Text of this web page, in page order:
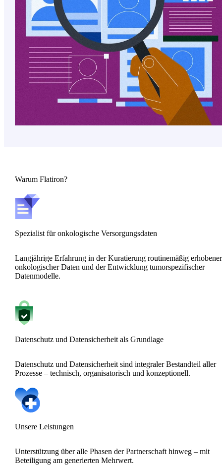
Warum Flatiron?
Spezialist für onkologische Versorgungsdaten
Langjährige Erfahrung in der Kuratierung routinemäßig erhobener
onkologischer Daten und der Entwicklung tumorspezifischer
Datenmodelle.
Datenschutz und Datensicherheit als Grundlage
Datenschutz und Datensicherheit sind integraler Bestandteil aller
Prozesse – technisch, organisatorisch und konzeptionell.
Unsere Leistungen
Unterstützung über alle Phasen der Partnerschaft hinweg – mit
Beteiligung am generierten Mehrwert.